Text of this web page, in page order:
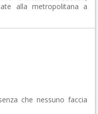
alla metropolitana a
che nessuno faccia